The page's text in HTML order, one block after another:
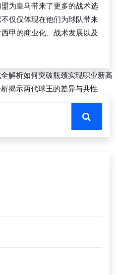
为皇马带来了更多的战术选
仅仅体现在他们为球队带来
甲的商业化、战术发展以及
解析如何突破瓶颈实现职业新高
揭示两代球王的差异与共性